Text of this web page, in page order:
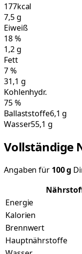
177kcal
7,5g
Eiweiß
18%
1,2g
Fett
7%
31,1 g
Kohlenhydr.
75%
Ballaststoffe6,1 g
Wasser55,1 g
Vollständige
Angaben für 100g
Energie
Kalorien
Brennwert
Hauptnährstoffe